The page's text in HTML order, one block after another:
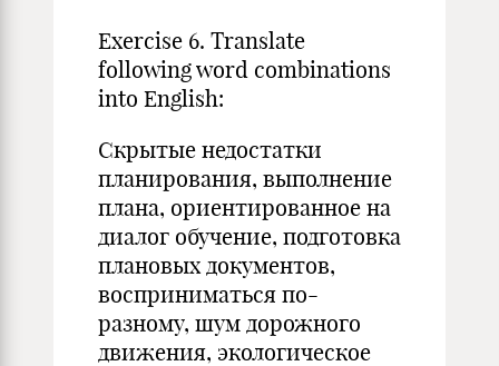
Exercise 6. Translate
following word combinations
into English:
Скрытые недостатки
планирования, выполнение
плана, ориентированное на
диа­лог обучение, подготовка
плановых документов,
восприниматься по-
разному, шум до­рожного
движения, экологическое